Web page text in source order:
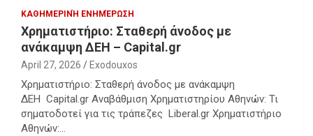
ΚΑΘΗΜΕΡΙΝΉ ΕΝΗΜΈΡΩΣΗ
Χρηματιστήριο: Σταθερή άνοδος με
ανάκαμψη ΔΕΗ – Capital.gr
April 27, 2026 Exodouxos
Χρηματιστήριο: Σταθερή άνοδος με ανάκαμψη
ΔΕΗ Capital.gr Αναβάθμιση Χρηματιστηρίου Αθηνών: Τι
σηματοδοτεί για τις τράπεζες Liberal.gr Χρηματιστήριο
Αθηνών:…